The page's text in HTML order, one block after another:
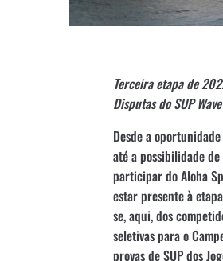
Terceira etapa de
Disputas do SUP
Desde a
até a possibilidade
participar do Aloha
estar presente à
se, aqui, dos
seletivas para o
provas de SUP dos